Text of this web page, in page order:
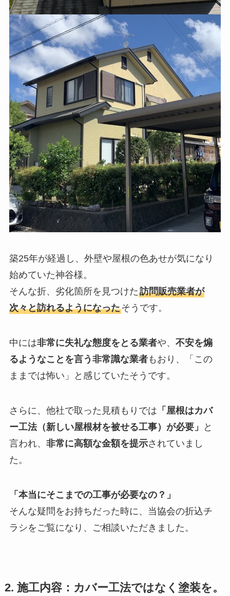
築25年が経過し、外壁や屋根の色あせが気になり
始めていた神谷様。
そんな折、劣化箇所を見つけた訪問販売業者が
次々と訪れるようになったそうです。
中には非常に失礼な態度をとる業者や、 不安を煽
るようなことを言う非常識な業者もおり、「この
ままでは怖い」と感じていたそうです。
さらに、他社で取った見積もりでは 「屋根はカバ
ー工法（新しい屋根材を被せる工事）が必要」
と
言われ、 非常に高額な金額を提示されていまし
た。
「本当にそこまでの工事が必要なの？」
そんな疑問をお持ちだった時に、当協会の折込チ
ラシをご覧になり、ご相談いただきました。
2. 施工内容：カバー工法ではなく塗装を。